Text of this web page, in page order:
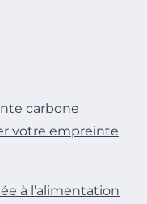
carbone
votre empreinte
à l’alimentation